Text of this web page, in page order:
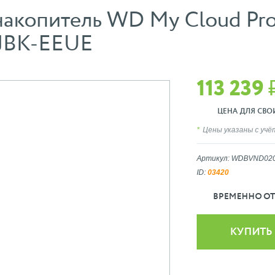
WD My Cloud
EEUE
113 239
ЦЕНА ДЛЯ
Цены указаны с
Артикул:
ID: 03420
ВРЕМЕННО
КУПИТЬ